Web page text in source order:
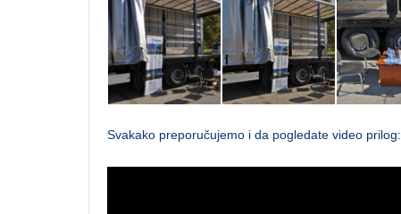
Svakako preporučujemo i da pogledate video prilog: